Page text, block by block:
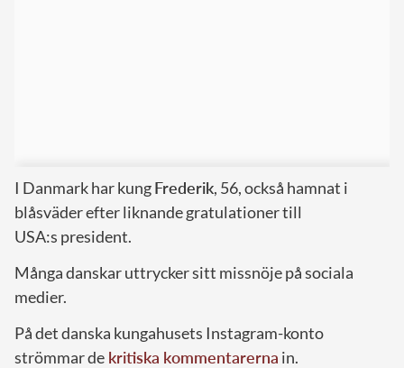
I Danmark har kungFrederik, 56, också hamnat i
blåsväder efter liknande gratulationer till
USA:s president.
Många danskar uttrycker sitt missnöje på sociala
medier.
På det danska kungahusets Instagram-konto
strömmar de kritiska kommentarerna in.